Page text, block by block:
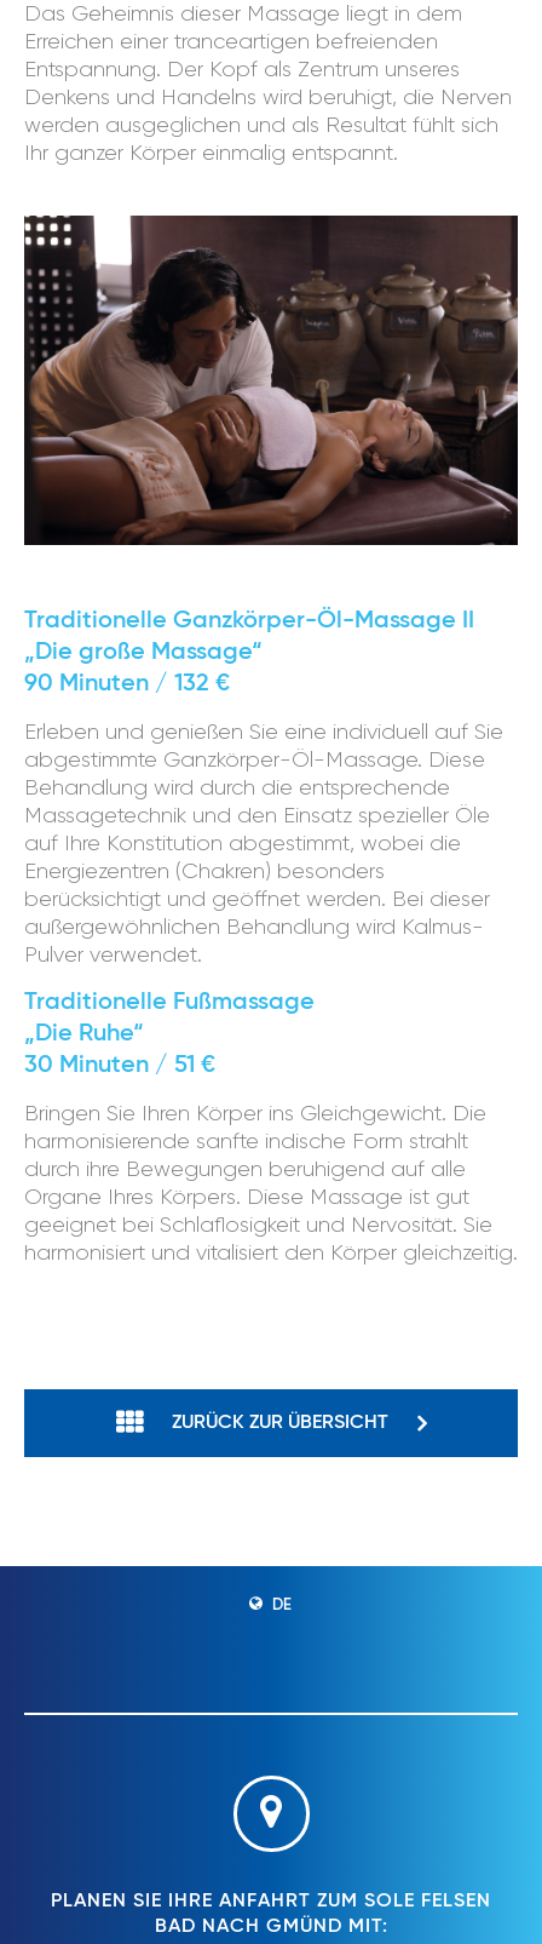
Das Geheimnis dieser Massage liegt in dem
Erreichen einer tranceartigen befreienden
Entspannung. Der Kopf als Zentrum unseres
Denkens und Handelns wird beruhigt, die Nerven
werden ausgeglichen und als Resultat fühlt sich
Ihr ganzer Körper einmalig entspannt.
Traditionelle Ganzkörper-Öl-Massage II
„Die große Massage“
90 Minuten / 132 €
Erleben und genießen Sie eine individuell auf Sie
abgestimmte Ganzkörper-Öl-Massage. Diese
Behandlung wird durch die entsprechende
Massagetechnik und den Einsatz spezieller Öle
auf Ihre Konstitution abgestimmt, wobei die
Energiezentren (Chakren) besonders
berücksichtigt und geöffnet werden. Bei dieser
außergewöhnlichen Behandlung wird Kalmus-
Pulver verwendet.
Traditionelle Fußmassage
„Die Ruhe“
30 Minuten / 51 €
Bringen Sie Ihren Körper ins Gleichgewicht. Die
harmonisierende sanfte indische Form strahlt
durch ihre Bewegungen beruhigend auf alle
Organe Ihres Körpers. Diese Massage ist gut
geeignet bei Schlaflosigkeit und Nervosität. Sie
harmonisiert und vitalisiert den Körper gleichzeitig.
ZURÜCK ZUR ÜBERSICHT
DE
PLANEN SIE IHRE ANFAHRT ZUM SOLE FELSEN
BAD NACH GMÜND MIT: